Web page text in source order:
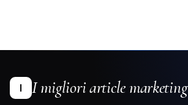
I I migliori article marketing